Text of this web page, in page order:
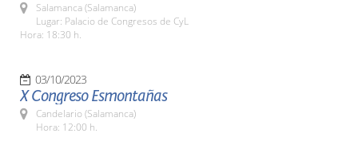
Salamanca (Salamanca)
Lugar: Palacio de Congresos de CyL
Hora: 18:30 h.
03/10/2023
X Congreso Esmontañas
Candelario (Salamanca)
Hora: 12:00 h.